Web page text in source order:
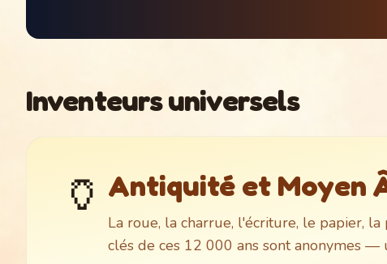
Inventeurs universels
🏺 Antiquité et Moyen
La roue, la charrue, l'écriture, le papier,
clés de ces 12 000 ans sont anonymes